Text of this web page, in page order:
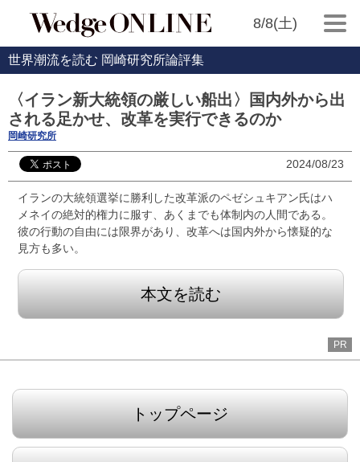
8/8(土)
世界潮流を読む 岡崎研究所論評集
〈イラン新大統領の厳しい船出〉国内外から出
される足かせ、改革を実行できるのか
岡崎研究所
2024/08/23
イランの大統領選挙に勝利した改革派のペゼシュキアン氏はハ
メネイの絶対的権力に服す、あくまでも体制内の人間である。
彼の行動の自由には限界があり、改革へは国内外から懐疑的な
見方も多い。
本文を読む
PR
トップページ